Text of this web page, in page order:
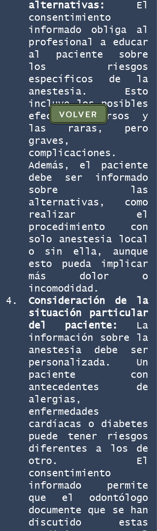
alternativas:
El
consentimiento
informado obliga al
profesional a educar
al paciente sobre
los riesgos
específicos de la
anestesia. Esto
incluye los posibles
efectos adversos y
las raras, pero
graves,
complicaciones.
Además, el paciente
debe ser informado
sobre las
alternativas, como
realizar el
procedimiento con
solo anestesia local
o sin ella, aunque
esto pueda implicar
más dolor o
incomodidad.
Consideración de la
situación particular
del paciente:
La
información sobre la
anestesia debe ser
personalizada. Un
paciente con
antecedentes de
alergias,
enfermedades
cardíacas o diabetes
puede tener riesgos
diferentes a los de
otro. El
consentimiento
informado permite
que el odontólogo
documente que se han
discutido estas
VOLVER